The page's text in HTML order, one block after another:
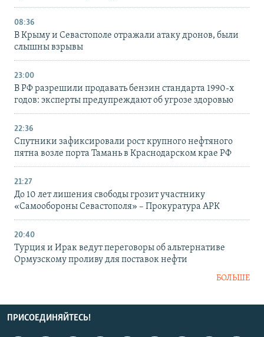
08:36
В Крыму и Севастополе отражали атаку дронов, были
слышны взрывы
23:00
В РФ разрешили продавать бензин стандарта 1990-х
годов: эксперты предупреждают об угрозе здоровью
22:36
Спутники зафиксировали рост крупного нефтяного
пятна возле порта Тамань в Краснодарском крае РФ
21:27
До 10 лет лишения свободы грозит участнику
«Самообороны Севастополя» – Прокуратура АРК
20:40
Турция и Ирак ведут переговоры об альтернативе
Ормузскому проливу для поставок нефти
БОЛЬШЕ
ПРИСОЕДИНЯЙТЕСЬ!